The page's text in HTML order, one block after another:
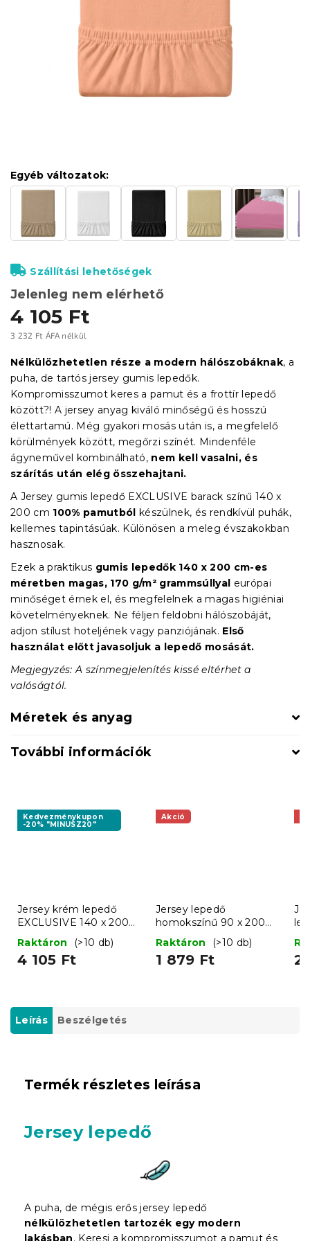
4 105 Ft
3 232 Ft ÁFA nélkül
Jelenleg nem elérhető
Egyéb változatok:
Szállítási lehetőségek
Nélkülözhetetlen része a modern hálószobáknak, a
puha, de tartós jersey gumis lepedők.
Kompromisszumot keres a pamut és a frottír lepedő
között?! A jersey anyag kiváló minőségű és hosszú
élettartamú. Még gyakori mosás után is, a megfelelő
körülmények között, megőrzi színét. Mindenféle
ágyneművel kombinálható, nem kell vasalni, és
szárítás után elég összehajtani.
A Jersey gumis lepedő EXCLUSIVE barack színű 140 x
200 cm 100% pamutból készülnek, és rendkívül puhák,
kellemes tapintásúak. Különösen a meleg évszakokban
hasznosak.
Ezek a praktikus gumis lepedők 140 x 200 cm-es
méretben magas, 170 g/m² grammsúllyal európai
minőséget érnek el, és megfelelnek a magas higiéniai
követelményeknek. Ne féljen feldobni hálószobáját,
adjon stílust hoteljének vagy panziójának. Első
használat előtt javasoljuk a lepedő mosását.
Megjegyzés: A színmegjelenítés kissé eltérhet a
valóságtól.
Méretek és anyag
További információk
Kedvezménykupon
-20% "MINUSZ20"
Jersey krém lepedő
EXCLUSIVE 140 x 200
cm
Raktáron (>10 db)
4 105 Ft
Akció
Jersey lepedő
homokszínű 90 x 200
cm
Raktáron (>10 db)
1 879 Ft 2
Leírás Beszélgetés
Termék részletes leírása
Jersey lepedő
A puha, de mégis erős jersey lepedő
nélkülözhetetlen tartozék egy modern
lakásban. Keresi a kompromisszumot a pamut és